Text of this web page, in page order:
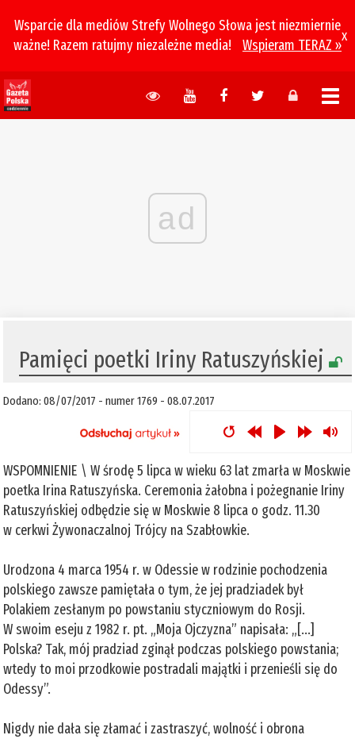
Wsparcie dla mediów Strefy Wolnego Słowa jest niezmiernie
ważne! Razem ratujmy niezależne media!
Wspieram TERAZ »
x
ad
​Pamięci poetki Iriny Ratuszyńskiej
Dodano: 08/07/2017 - numer 1769 - 08.07.2017
WSPOMNIENIE \ W środę 5 lipca w wieku 63 lat zmarła w Moskwie
poetka Irina Ratuszyńska. Ceremonia żałobna i pożegnanie Iriny
Ratuszyńskiej odbędzie się w Moskwie 8 lipca o godz. 11.30
w cerkwi Żywonaczalnoj Trójcy na Szabłowkie.
Urodzona 4 marca 1954 r. w Odessie w rodzinie pochodzenia
polskiego zawsze pamiętała o tym, że jej pradziadek był
Polakiem zesłanym po powstaniu styczniowym do Rosji.
W swoim eseju z 1982 r. pt. „Moja Ojczyzna” napisała: „[...]
Polska? Tak, mój pradziad zginął podczas polskiego powstania;
wtedy to moi przodkowie postradali majątki i przenieśli się do
Odessy”.
Nigdy nie dała się złamać i zastraszyć, wolność i obrona